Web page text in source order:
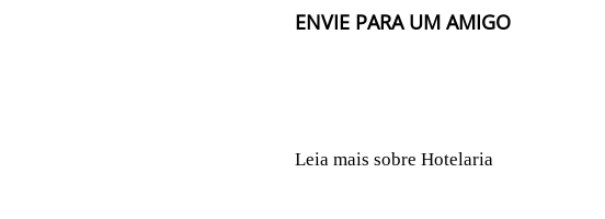
ENVIE PARA UM AMIGO
Leia mais sobre Hotelaria